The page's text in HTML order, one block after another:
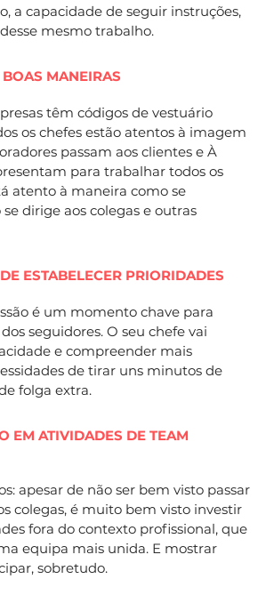
a capacidade de seguir instruções,
mesmo trabalho.
MANEIRAS
têm códigos de vestuário
os chefes estão atentos à imagem
passam aos clientes e À
para trabalhar todos os
atento à maneira como se
dirige aos colegas e outras
ESTABELECER PRIORIDADES
é um momento chave para
seguidores. O seu chefe vai
e compreender mais
de tirar uns minutos de
folga extra.
EM ATIVIDADES DE TEAM
apesar de não ser bem visto passar
colegas, é muito bem visto investir
fora do contexto profissional, que
equipa mais unida. E mostrar
sobretudo.